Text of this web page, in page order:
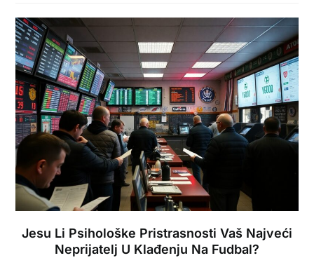
Jesu Li Psihološke Pristrasnosti Vaš Najveći
Neprijatelj U Klađenju Na Fudbal?